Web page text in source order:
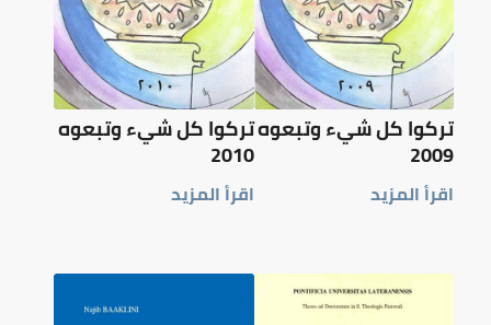
تركوا كل شيء وتبعوه
2009
اقرأ المزيد
تركوا كل شيء وتبعوه
2010
اقرأ المزيد